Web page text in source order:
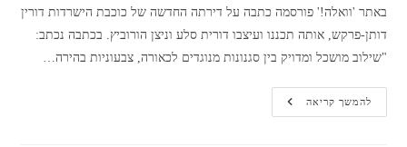
באתר 'וואלה!' פורסמה כתבה על דירתה החדשה של כוכבת הישרדות דורין
דותן-פרקש, אותה תכננו ועיצבו דורית סלע וניצן הורוביץ. בכתבה נכתב:
"שילוב מושכל ומדויק בין סגנונות מנוגדים לכאורה, צבעוניות בהירה…
להמשך קריאהאדריכלות
ועיצוב